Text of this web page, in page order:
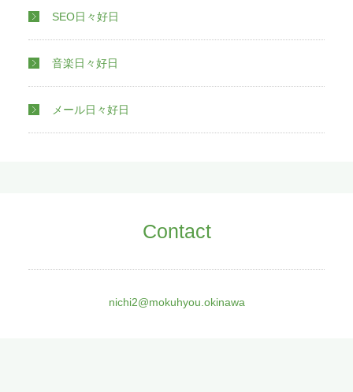
SEO日々好日
音楽日々好日
メール日々好日
Contact
nichi2@mokuhyou.okinawa